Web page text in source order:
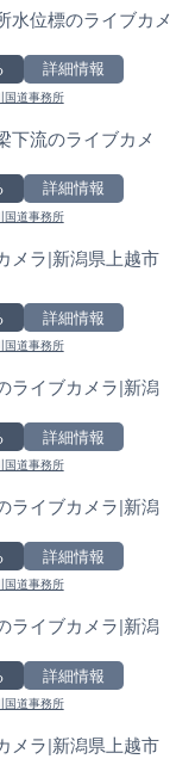
水位標のライブカメ
詳細情報
国道事務所
下流のライブカメ
詳細情報
国道事務所
メラ|新潟県上越市
詳細情報
国道事務所
ライブカメラ|新潟
詳細情報
国道事務所
ライブカメラ|新潟
詳細情報
国道事務所
ライブカメラ|新潟
詳細情報
国道事務所
メラ|新潟県上越市